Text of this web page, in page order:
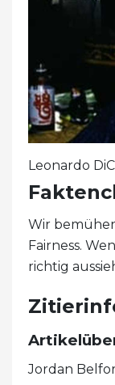
Leonardo
Wir
Fairness.
richtig
Jordan